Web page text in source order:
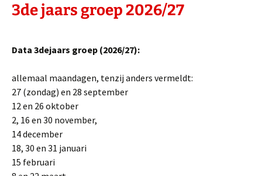
3de jaarsgroep 2026/27
Data 3dejaars groep (2026/27):
allemaal maandagen, tenzij anders vermeldt:
27 (zondag) en 28 september
12 en 26 oktober
2, 16 en 30 november,
14 december
18, 30 en 31 januari
15 februari